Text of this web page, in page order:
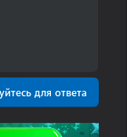
для ответа